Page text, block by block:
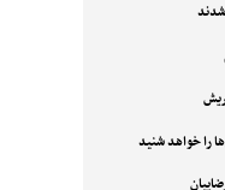
را خواهد شنید